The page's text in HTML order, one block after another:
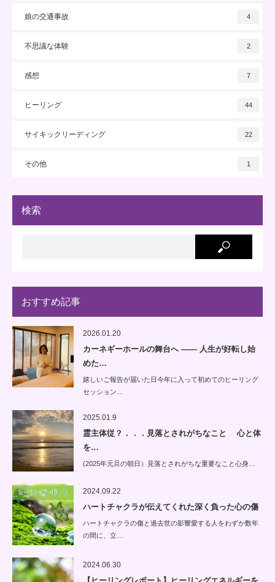
娘の交通事故 4
不思議な体験 2
感想 7
ヒーリング 44
サイキックリーディング 22
その他 1
検索
おすすめ記事
2026.01.20
カーネギーホールの舞台へ —— 人生が好転し始
めた…
嬉しいご報告が届いた日今年に入って初めてのヒーリング
セッション…
2025.01.9
霊主体従？．．．見落とされがちなこと 心と体
を…
(2025年元旦の朝日）見落とされがちな重要なこと心身…
2024.09.22
ハートチャクラが伝えてくれた深く負った心の傷
ハートチャクラの傷と過去世の影響愛する人をわずか数年
の間に、立…
2024.06.30